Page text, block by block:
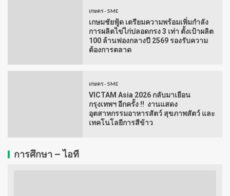
เกษตร - SME
เกษมชัยฟู้ด เตรียมความพร้อมเพิ่มกำลัง
การผลิตไข่ไก่ปลอดกรง 3 เท่า ตั้งเป้าผลิต
100 ล้านฟองกลางปี 2569 รองรับความ
ต้องการตลาด
เกษตร - SME
VICTAM Asia 2026 กลับมาเยือน
กรุงเทพฯ อีกครั้ง !! งานแสดง
อุตสาหกรรมอาหารสัตว์ สุขภาพสัตว์ และ
เทคโนโลยีการสีข้าว
การศึกษา – ไอที